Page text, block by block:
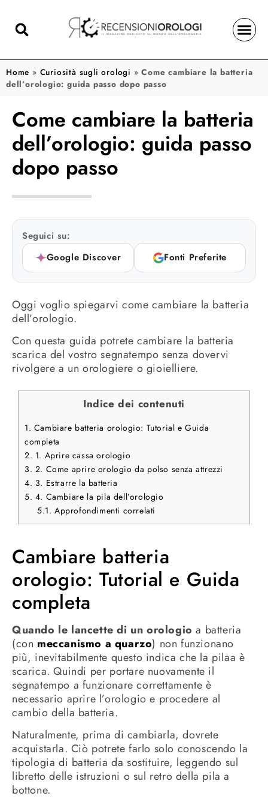
Home » Curiosità sugli orologi »Come cambiare la batteria
dell’orologio: guida passo dopo passo
Come cambiare la batteria
dell’orologio: guida passo
dopo passo
Seguici su:
Google Discover
Fonti Preferite
Oggi voglio spiegarvi come cambiare la batteria
dell’orologio.
Con questa guida potrete cambiare la batteria
scarica del vostro segnatempo senza dovervi
rivolgere a un orologiere o gioielliere.
Indice dei contenuti
1. Cambiare batteria orologio: Tutorial e Guida
completa
2. 1. Aprire cassa orologio
3. 2. Come aprire orologio da polso senza attrezzi
4. 3. Estrarre la batteria
5. 4. Cambiare la pila dell’orologio
5.1. Approfondimenti correlati
Cambiare batteria
orologio: Tutorial e Guida
completa
Quando le lancette di un orologio a batteria
(con meccanismo a quarzo) non funzionano
più, inevitabilmente questo indica che la pilaa è
scarica. Quindi per portare nuovamente il
segnatempo a funzionare correttamente è
necessario aprire l’orologio e procedere al
cambio della batteria.
Naturalmente, prima di cambiarla, dovrete
acquistarla. Ciò potrete farlo solo conoscendo la
tipologia di batteria da sostituire, leggendo sul
libretto delle istruzioni o sul retro della pila a
bottone.